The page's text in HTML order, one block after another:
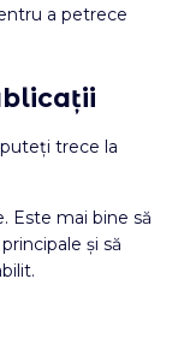
a petrece
trece la
Este mai bine să
și să